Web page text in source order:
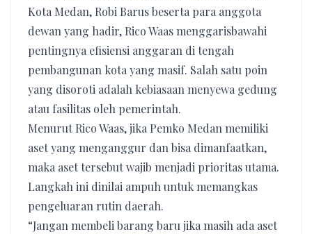
Kota Medan, Robi Barus beserta para anggota
dewan yang hadir, Rico Waas menggarisbawahi
pentingnya efisiensi anggaran di tengah
pembangunan kota yang masif. Salah satu poin
yang disoroti adalah kebiasaan menyewa gedung
atau fasilitas oleh pemerintah.
​Menurut Rico Waas, jika Pemko Medan memiliki
aset yang menganggur dan bisa dimanfaatkan,
maka aset tersebut wajib menjadi prioritas utama.
Langkah ini dinilai ampuh untuk memangkas
pengeluaran rutin daerah.
“Jangan membeli barang baru jika masih ada aset